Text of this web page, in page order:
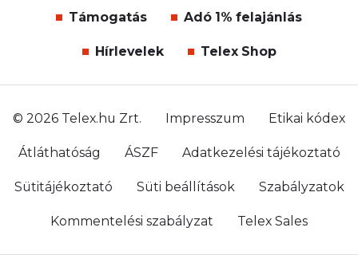
Támogatás Adó 1% felajánlás
Hírlevelek Telex Shop
© 2026 Telex.hu Zrt. Impresszum Etikai kódex
Átláthatóság ÁSZF Adatkezelési tájékoztató
Sütitájékoztató Süti beállítások Szabályzatok
Kommentelési szabályzat Telex Sales